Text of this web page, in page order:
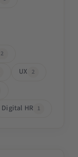
2
UX 2
Digital HR 1